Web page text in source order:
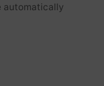
automatically